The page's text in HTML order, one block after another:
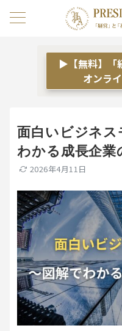
▶【無料】「
オンラ
面白いビジネス
わかる成長企業
2026年4月11日